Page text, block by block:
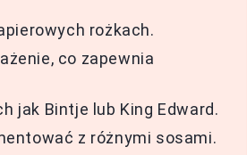
rożkach.
co zapewnia
jak Bintje lub King Edward.
z różnymi sosami.